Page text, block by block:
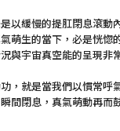
以緩慢的提肛閉息滾動
萌生的當下，必是恍惚
與宇宙真空能的呈現非
，就是當我們以慣常呼
間閉息，真氣萌動再而